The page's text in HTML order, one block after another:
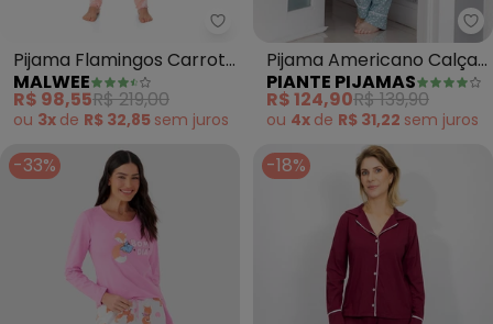
Malwee - Pijama Flamingos
Pijama Flamingos Carrot
em Malha Essence
(Rosê)
MALWEE
R$ 98,55R$ 219,00
ou 3x de R$ 32,85 sem juros
Pijama Americano Calça
Algodão (Verde)
PIANTE PIJAMAS
R$ 124,90R$ 139,90
ou 4x de R$ 31,22 sem juros
-33% -18%